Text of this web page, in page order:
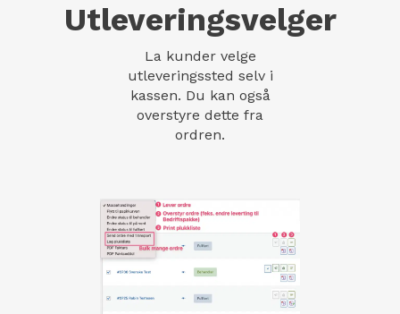
Utleveringsvelger
La kunder velge
utleveringssted selv i
kassen. Du kan også
overstyre dette fra
ordren.